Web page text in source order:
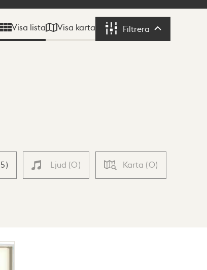
Visa lista Visa karta Filtrera Filtrera
5) Ljud (0) Karta (0)